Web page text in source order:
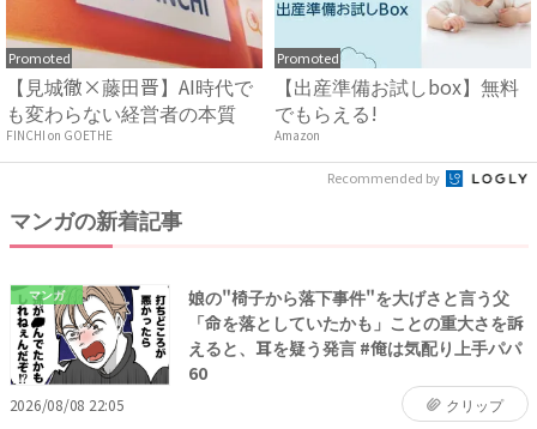
Promoted
【見城徹×藤田晋】AI時代で
も変わらない経営者の本質
FINCHI on GOETHE
Promoted
【出産準備お試しbox】無料
でもらえる!
Amazon
Recommended by
マンガの新着記事
マンガ
娘の"椅子から落下事件"を大げさと言う父
「命を落としていたかも」ことの重大さを訴
えると、耳を疑う発言 #俺は気配り上手パパ
60
2026/08/08 22:05 クリップ